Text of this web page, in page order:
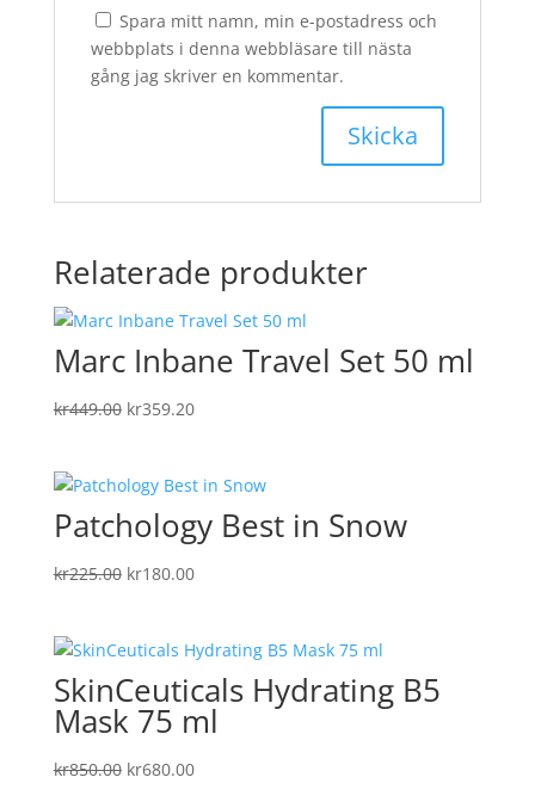
Spara mitt namn, min e-postadress och
webbplats i denna webbläsare till nästa
gång jag skriver en kommentar.
Relaterade produkter
Marc Inbane Travel Set 50 ml
kr449.00 Det
var:
kr449.00.
kr359.20Det
är:
kr359.20.
Patchology Best in Snow
kr225.00 Det
var:
kr225.00.
kr180.00Det
är:
kr180.00.
SkinCeuticals Hydrating B5
Mask 75 ml
kr850.00 Det
kr680.00Det